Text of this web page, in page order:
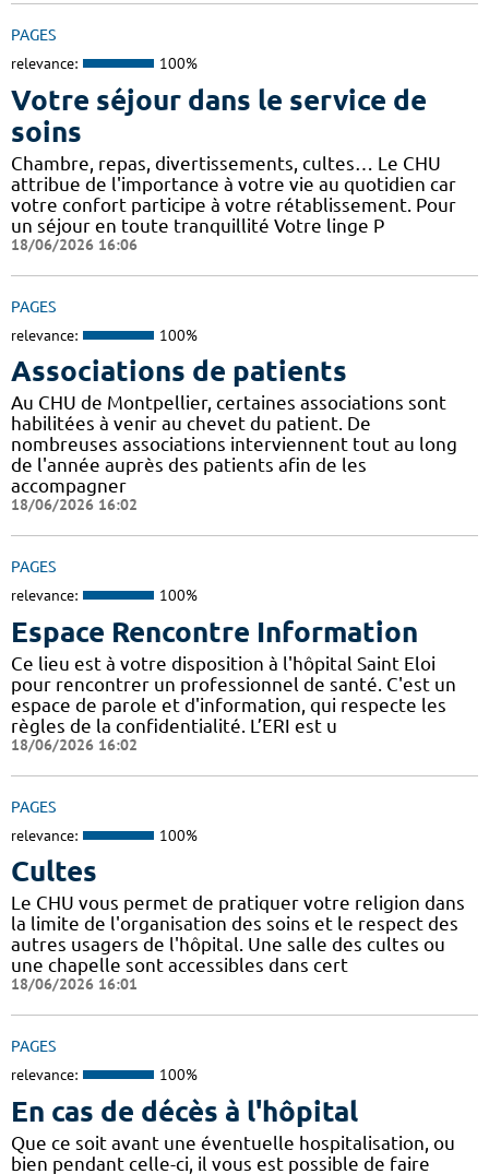
PAGES
relevance: 100%
Votre séjour dans le service de
soins
Chambre, repas, divertissements, cultes… Le CHU
attribue de l'importance à votre vie au quotidien car
votre confort participe à votre rétablissement. Pour
un séjour en toute tranquillité Votre linge P
18/06/2026 16:06
PAGES
relevance: 100%
Associations de patients
Au CHU de Montpellier, certaines associations sont
habilitées à venir au chevet du patient. De
nombreuses associations interviennent tout au long
de l'année auprès des patients afin de les
accompagner
18/06/2026 16:02
PAGES
relevance: 100%
Espace Rencontre Information
Ce lieu est à votre disposition à l'hôpital Saint Eloi
pour rencontrer un professionnel de santé. C'est un
espace de parole et d'information, qui respecte les
règles de la confidentialité. L’ERI est u
18/06/2026 16:02
PAGES
relevance: 100%
Cultes
Le CHU vous permet de pratiquer votre religion dans
la limite de l'organisation des soins et le respect des
autres usagers de l'hôpital. Une salle des cultes ou
une chapelle sont accessibles dans cert
18/06/2026 16:01
PAGES
relevance: 100%
En cas de décès à l'hôpital
Que ce soit avant une éventuelle hospitalisation, ou
bien pendant celle-ci, il vous est possible de faire